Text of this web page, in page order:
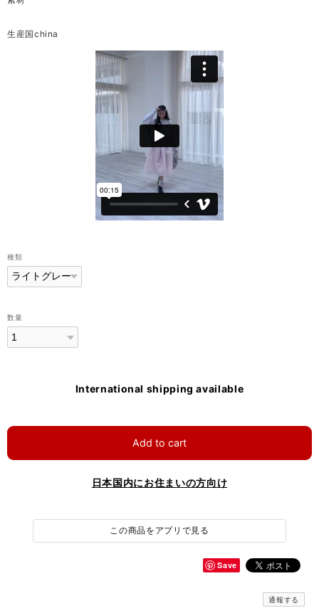
生産国china
種類
数量
International shipping available
Add to cart
日本国内にお住まいの方向け
この商品をアプリで見る
Save
通報する